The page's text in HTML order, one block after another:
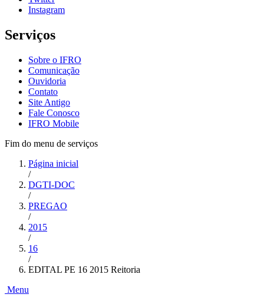
Instagram
Serviços
Sobre o IFRO
Comunicação
Ouvidoria
Contato
Site Antigo
Fale Conosco
IFRO Mobile
Fim do menu de serviços
Página inicial
/
DGTI-DOC
/
PREGAO
/
2015
/
16
/
EDITAL PE 16 2015 Reitoria
Menu